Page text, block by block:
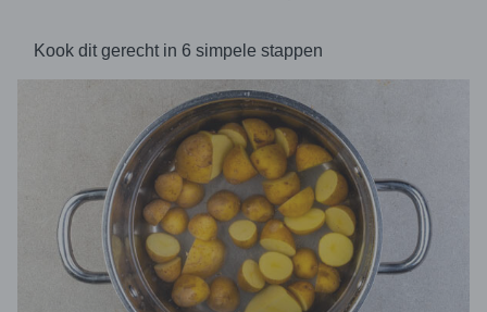
Kook dit gerecht in 6 simpele stappen